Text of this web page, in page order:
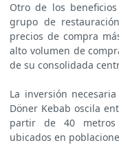
Otro de los
grupo de
precios de compra
alto volumen de
de su consolidada
La inversión
Döner Kebab oscila
partir de 40 metros
ubicados en